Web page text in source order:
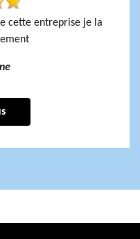
cette entreprise je la